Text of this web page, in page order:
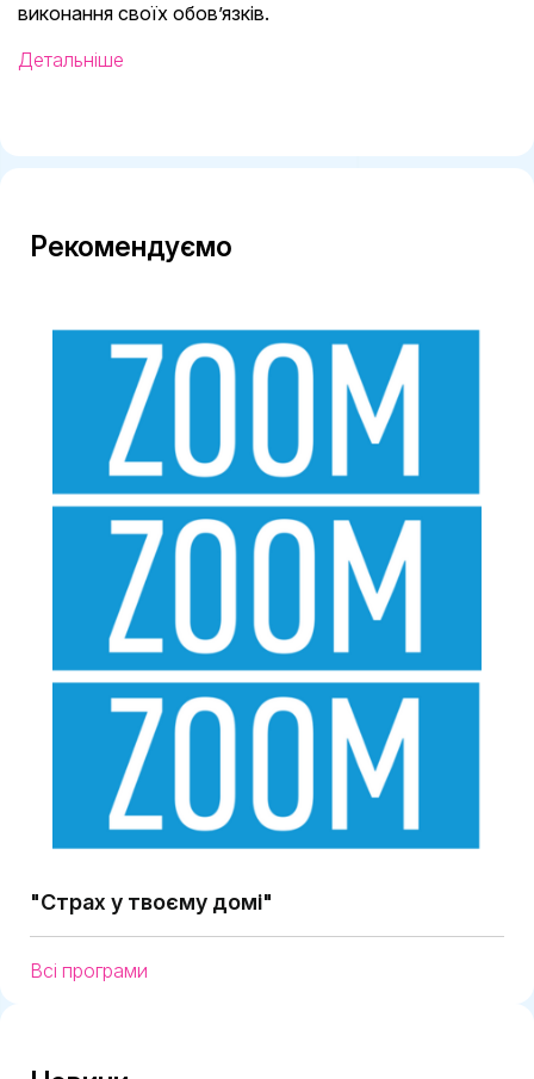
виконання своїх обов’язків.
Детальніше
Рекомендуємо
"Страх у твоєму домі"
Всі програми